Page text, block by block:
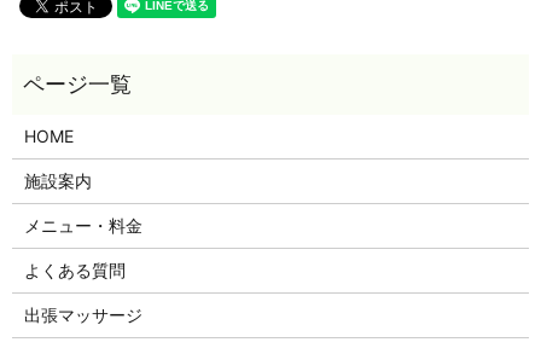
HOME
施設案内
メニュー・料金
よくある質問
出張マッサージ